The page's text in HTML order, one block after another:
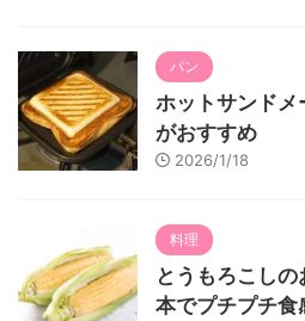
パン
ホットサンドメ
がおすすめ
2026/1/18
料理
とうもろこし
本でプチプチ食